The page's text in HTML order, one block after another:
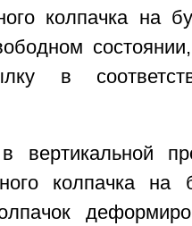
колпачка на
в
колпачка на